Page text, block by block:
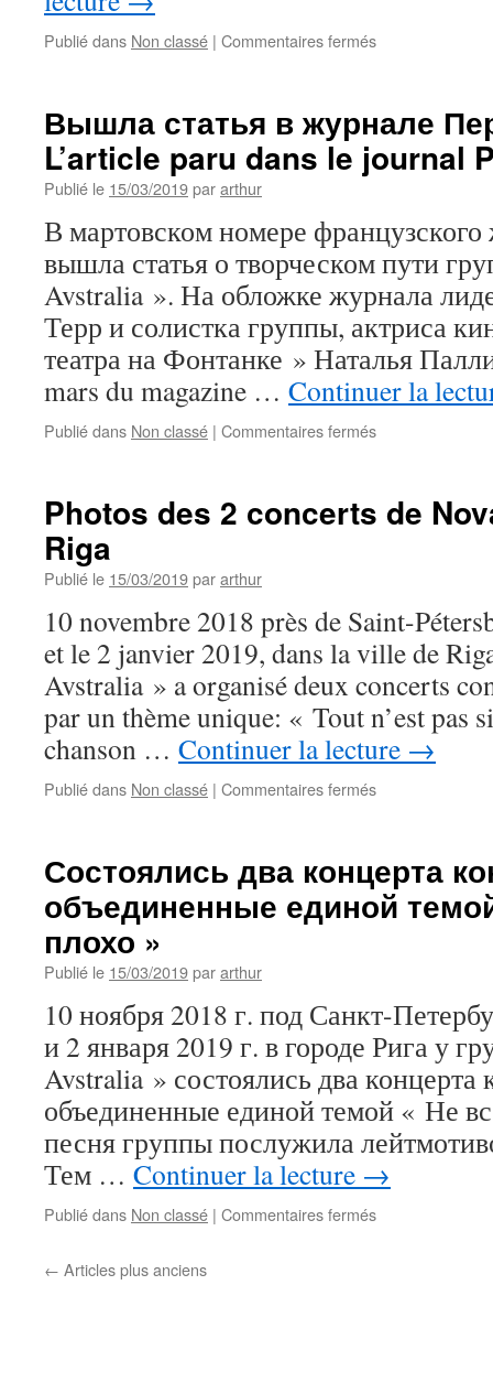
Publié dans Non classé | Commentaires ferméssur
culture
russe
Cosmos
Вышла статья в журнале
L’article paru dans le journal
Publié le 15/03/2019pararthur
В мартовском номере французского
вышла статья о творческом пути
Avstralia ». На обложке журнала
Терр и солистка группы, актриса
театра на Фонтанке » Наталья
mars du magazine … Continuer la
Publié dans Non classé | Commentaires ferméssur
журнале
dans
le
Perspective
Photos des 2 concerts de
Riga
Publié le 15/03/2019pararthur
10 novembre 2018 près de Saint-
et le 2 janvier 2019, dans la ville de
Avstralia » a organisé deux concerts
par un thème unique: « Tout n’est pas
chanson … Continuer la lecture →
Publié dans Non classé | Commentaires ferméssur
concerts
de
Novaia
Состоялись два концерта
объединенные единой
плохо »
Publié le 15/03/2019pararthur
10 ноября 2018 г. под Санкт-
и 2 января 2019 г. в городе Рига у
Avstralia » состоялись два концерта
объединенные единой темой « Не
песня группы послужила
Тем … Continuer la lecture →
Publié dans Non classé | Commentaires ferméssur
← Articles plus anciens